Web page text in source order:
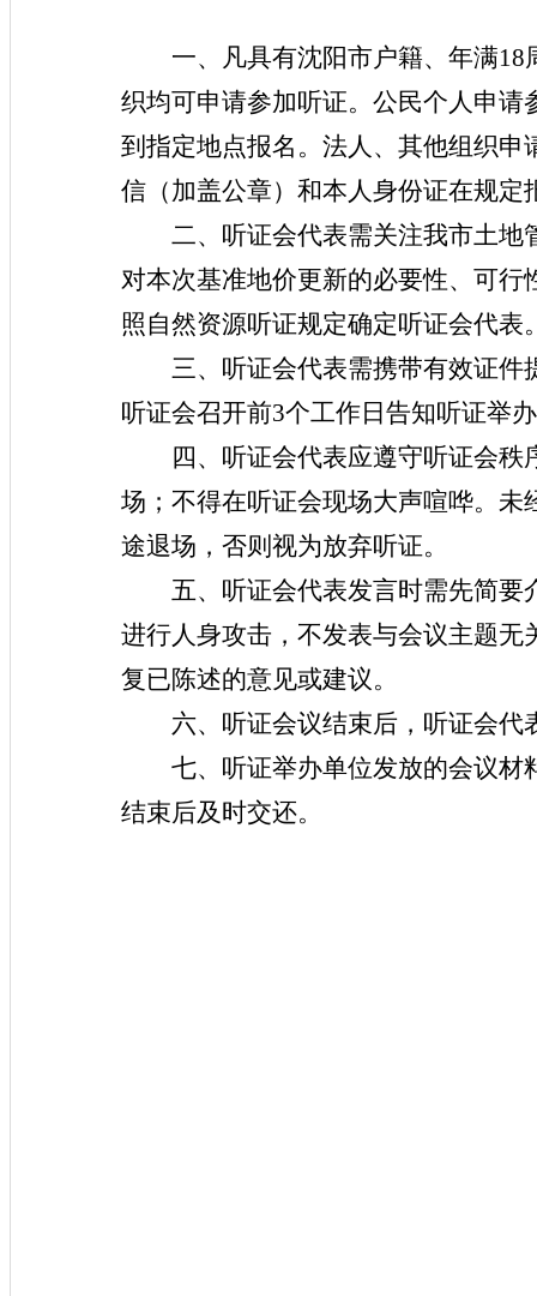
一、凡具有沈阳市户籍、年满18
织均可申请参加听证。公民个人申
到指定地点报名。法人、其他组织
信（加盖公章）和本人身份证在规定
二、听证会代表需关注我市土
对本次基准地价更新的必要性、可
照自然资源听证规定确定听证会代表
三、听证会代表需携带有效证件
听证会召开前3个工作日告知听证举
四、听证会代表应遵守听证会
场；不得在听证会现场大声喧哗。
途退场，否则视为放弃听证。
五、听证会代表发言时需先简
进行人身攻击，不发表与会议主题
复已陈述的意见或建议。
六、听证会议结束后，听证会
七、听证举办单位发放的会议
结束后及时交还。